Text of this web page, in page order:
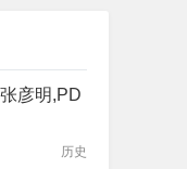
彦明,PD
历史